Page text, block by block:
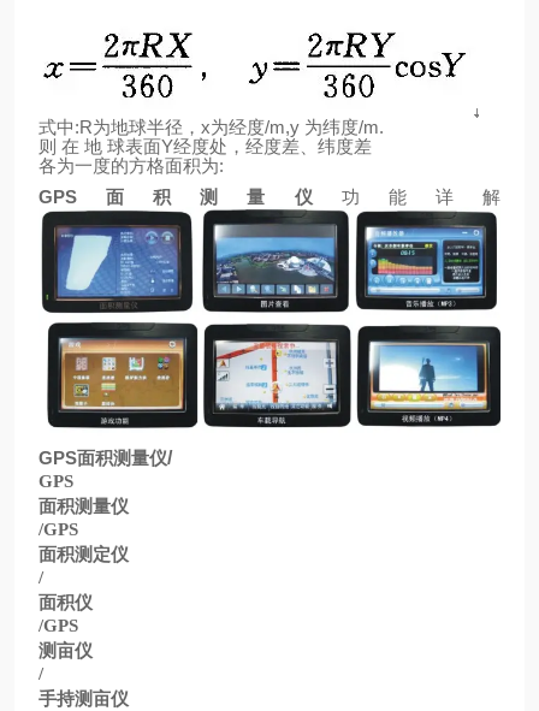
式中:R为地球半径， x为经度/m,y 为纬度/m.
则 在 地 球表面Y经度处，经度差、纬度差
各为一度的方格面积为:
GPS 面积测量仪 功能详解
GPS面积测量仪/
GPS
面积测量仪
/GPS
面积测定仪
/
面积仪
/GPS
测亩仪
/
手持测亩仪